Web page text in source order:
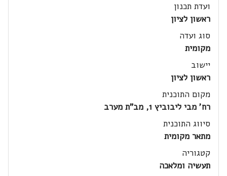
ועדת תכנון
ראשון לציון
סוג ועדה
מקומית
יישוב
ראשון לציון
מקום התוכנית
רח' מבי ליבוביץ 1, מב"ת מערב
סיווג התוכנית
מתאר מקומית
קטגוריה
תעשיה ומלאכה